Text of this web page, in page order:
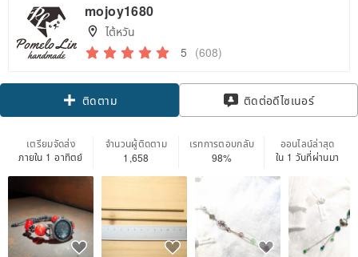
mojoy1680
ไต้หวัน
5 (608)
ติดตาม ติดต่อดีไซเนอร์
เตรียมจัดส่ง
ภายใน 1 อาทิตย์
จำนวนผู้ติดตาม
1,658
เรทการตอบกลับ
98%
ออนไลน์ล่าสุด
ใน 1 วันที่ผ่านมา